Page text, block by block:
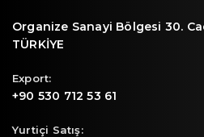
Organize Sanayi Bölgesi 30.
TÜRKİYE
Export:
+90 530 712 53 61
Yurtiçi Satış: